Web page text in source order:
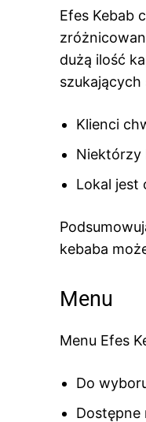
Efes Kebab
dużą ilość
szukających
Klienci
Niektórzy
Lokal jest
kebaba
Menu
Menu Efes
Do
Dostępne